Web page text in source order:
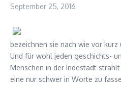
September 25, 2016
bezeichnen sie nach wie vor kurz
Und für wohl jeden geschichts-
Menschen in der Indestadt
eine nur schwer in Worte zu